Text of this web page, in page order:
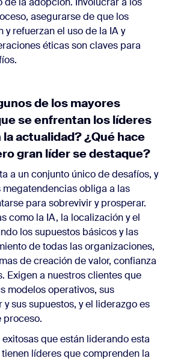
asegurarse de que los
refuerzan el uso de la IA y
éticas son claves para
de los mayores
se enfrentan los líderes
actualidad? ¿Qué hace
gran líder se destaque?
a un conjunto único de desafíos, y
obliga a las
para sobrevivir y prosperar.
como la IA, la localización y el
los supuestos básicos y las
de todas las organizaciones,
de creación de valor, confianza
Exigen a nuestros clientes que
modelos operativos, sus
sus supuestos, y el liderazgo es
proceso.
que están liderando esta
líderes que comprenden la